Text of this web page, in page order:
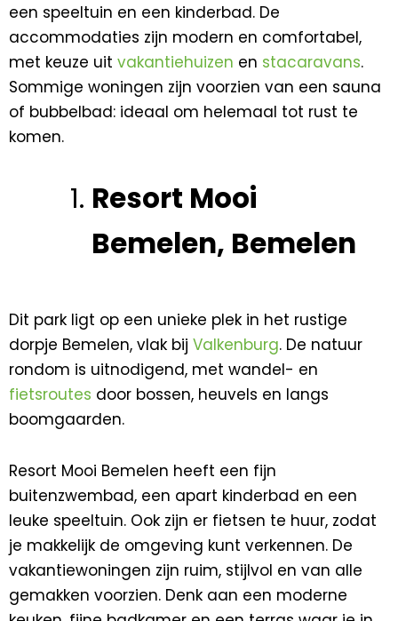
een speeltuin en een kinderbad. De
accommodaties zijn modern en comfortabel,
met keuze uit vakantiehuizen en stacaravans.
Sommige woningen zijn voorzien van een sauna
of bubbelbad: ideaal om helemaal tot rust te
komen.
Resort Mooi
Bemelen, Bemelen
Dit park ligt op een unieke plek in het rustige
dorpje Bemelen, vlak bij Valkenburg. De natuur
rondom is uitnodigend, met wandel- en
fietsroutes door bossen, heuvels en langs
boomgaarden.
Resort Mooi Bemelen heeft een fijn
buitenzwembad, een apart kinderbad en een
leuke speeltuin. Ook zijn er fietsen te huur, zodat
je makkelijk de omgeving kunt verkennen. De
vakantiewoningen zijn ruim, stijlvol en van alle
gemakken voorzien. Denk aan een moderne